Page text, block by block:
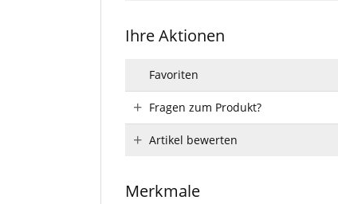
Ihre Aktionen
Favoriten
Fragen zum Produkt?
Artikel bewerten
Merkmale